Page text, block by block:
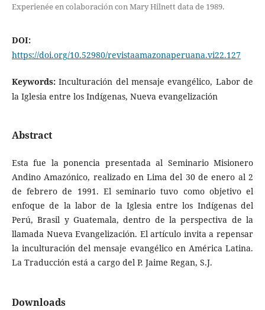
Experienée en colaboración con Mary Hilnett data de 1989.
DOI:
https://doi.org/10.52980/revistaamazonaperuana.vi22.127
Keywords:Inculturación del mensaje evangélico, Labor de
la Iglesia entre los Indígenas, Nueva evangelización
Abstract
Esta fue la ponencia presentada al Seminario Misionero
Andino Amazónico, realizado en Lima del 30 de enero al 2
de febrero de 1991. El seminario tuvo como objetivo el
enfoque de la labor de la Iglesia entre los Indígenas del
Perú, Brasil y Guatemala, dentro de la perspectiva de la
llamada Nueva Evangelización. El artículo invita a repensar
la inculturación del mensaje evangélico en América Latina.
La Traducción está a cargo del P. Jaime Regan, S.J.
Downloads